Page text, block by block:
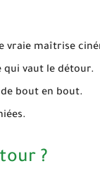
vraie maîtrise
qui vaut le détour.
bout en bout.
?